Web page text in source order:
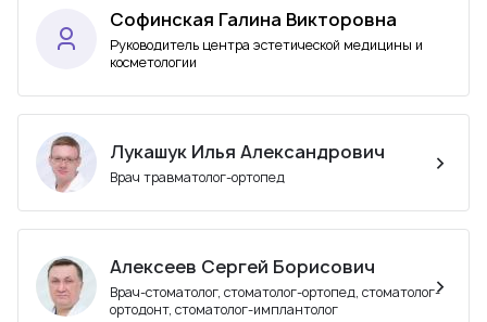
Софинская Галина Викторовна
Руководитель центра эстетической медицины и
косметологии
Лукашук Илья Александрович
Врач травматолог-ортопед
Алексеев Сергей Борисович
Врач-стоматолог, стоматолог-ортопед, стоматолог-
ортодонт, стоматолог-имплантолог